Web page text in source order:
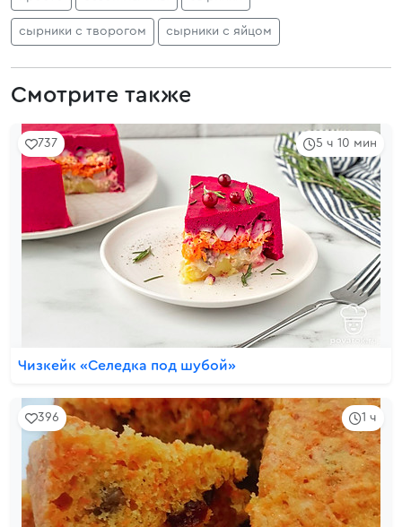
сырники с творогом сырники с яйцом
Смотрите также
5 ч 10 мин
737
Чизкейк «Селедка под шубой»
1 ч
396